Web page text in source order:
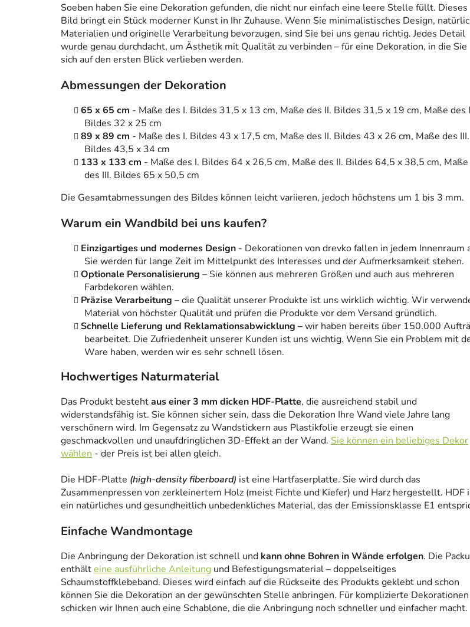
Soeben haben Sie eine Dekoration gefunden, die nicht nur einfach eine leere Stelle füllt. Dieses
Bild bringt ein Stück moderner Kunst in Ihr Zuhause. Wenn Sie minimalistisches Design,
Materialien und originelle Verarbeitung bevorzugen, sind Sie bei uns genau richtig. Jedes Detail
wurde genau durchdacht, um Ästhetik mit Qualität zu verbinden – für eine Dekoration, in die Sie
sich auf den ersten Blick verlieben werden.
Abmessungen der Dekoration
65 x 65 cm - Maße des I. Bildes 31,5 x 13 cm, Maße des II. Bildes 31,5 x 19 cm, Maße des
Bildes 32 x 25 cm
89 x 89 cm - Maße des I. Bildes 43 x 17,5 cm, Maße des II. Bildes 43 x 26 cm, Maße des III.
Bildes 43,5 x 34 cm
133 x 133 cm - Maße des I. Bildes 64 x 26,5 cm, Maße des II. Bildes 64,5 x 38,5 cm, Maße
des III. Bildes 65 x 50,5 cm
Die Gesamtabmessungen des Bildes können leicht variieren, jedoch höchstens um 1 bis 3 mm.
Warum ein Wandbild bei uns kaufen?
Einzigartiges und modernes Design - Dekorationen von drevko fallen in jedem Innenraum
Sie werden für lange Zeit im Mittelpunkt des Interesses und der Aufmerksamkeit stehen.
Optionale Personalisierung – Sie können aus mehreren Größen und auch aus mehreren
Farbdekoren wählen.
Präzise Verarbeitung – die Qualität unserer Produkte ist uns wirklich wichtig. Wir
Material von höchster Qualität und prüfen die Produkte vor dem Versand gründlich.
Schnelle Lieferung und Reklamationsabwicklung –wir haben bereits über 150.000
bearbeitet. Die Zufriedenheit unserer Kunden ist uns wichtig. Wenn Sie ein Problem mit
Ware haben, werden wir es sehr schnell lösen.
Hochwertiges Naturmaterial
Das Produkt bestehtaus einer 3 mm dicken HDF-Platte, die ausreichend stabil und
widerstandsfähig ist. Sie können sicher sein, dass die Dekoration Ihre Wand viele Jahre lang
verschönern wird. Im Gegensatz zu Wandstickern aus Plastikfolie erzeugt sie einen
geschmackvollen und unaufdringlichen 3D-Effekt an der Wand. Sie können ein beliebiges Dekor
wählen - der Preis ist bei allen gleich.
Die HDF-Platte (high-density fiberboard) ist eine Hartfaserplatte. Sie wird durch das
Zusammenpressen von zerkleinertem Holz (meist Fichte und Kiefer) und Harz hergestellt. HDF
ein natürliches und gesundheitlich unbedenkliches Material, das der Emissionsklasse E1
Einfache Wandmontage
Die Anbringung der Dekoration ist schnell und kann ohne Bohren in Wände erfolgen. Die
enthälteine ausführliche Anleitung und Befestigungsmaterial – doppelseitiges
Schaumstoffklebeband. Dieses wird einfach auf die Rückseite des Produkts geklebt und schon
können Sie die Dekoration an der gewünschten Stelle anbringen. Für komplizierte Dekorationen
schicken wir Ihnen auch eine Schablone, die die Anbringung noch schneller und einfacher macht.